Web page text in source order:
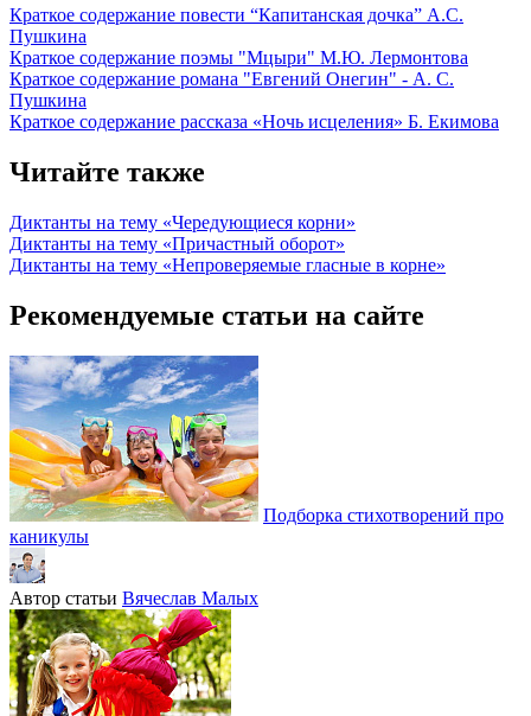
Краткое содержание повести “Капитанская дочка” А.С.
Пушкина
Краткое содержание поэмы "Мцыри" М.Ю. Лермонтова
Краткое содержание романа "Евгений Онегин" - А. С.
Пушкина
Краткое содержание рассказа «Ночь исцеления» Б. Екимова
Читайте также
Диктанты на тему «Чередующиеся корни»
Диктанты на тему «Причастный оборот»
Диктанты на тему «Непроверяемые гласные в корне»
Рекомендуемые статьи на сайте
Подборка стихотворений про
каникулы
Автор статьи Вячеслав Малых